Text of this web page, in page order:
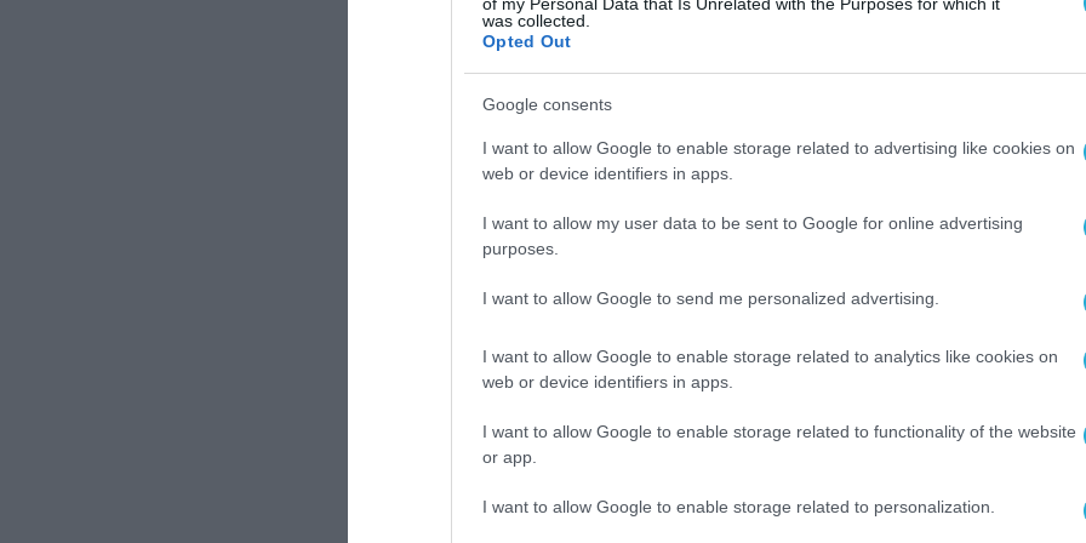
was collected.
Opted Out
Google consents
I want to allow Google to enable storage related to advertising like cookies on
web or device identifiers in apps.
I want to allow my user data to be sent to Google for online advertising
purposes.
I want to allow Google to send me personalized advertising.
I want to allow Google to enable storage related to analytics like cookies on
web or device identifiers in apps.
I want to allow Google to enable storage related to functionality of the website
or app.
I want to allow Google to enable storage related to personalization.